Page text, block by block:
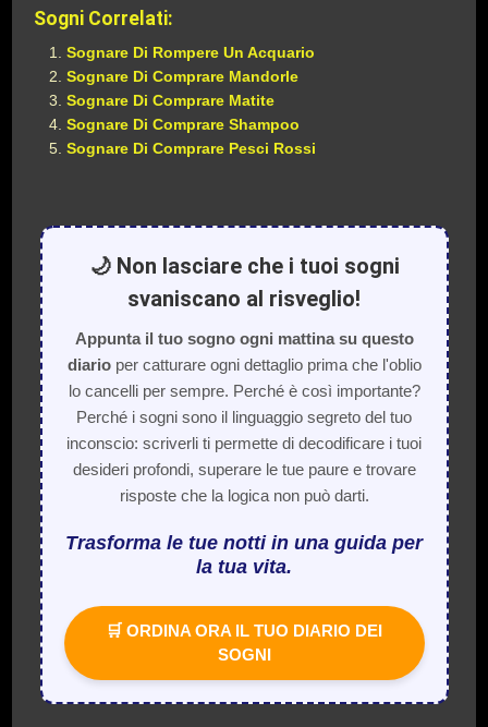
Sogni Correlati:
Sognare Di Rompere Un Acquario
Sognare Di Comprare Mandorle
Sognare Di Comprare Matite
Sognare Di Comprare Shampoo
Sognare Di Comprare Pesci Rossi
🌙 Non lasciare che i tuoi sogni
svaniscano al risveglio!
Appunta il tuo sogno ogni mattina su questo
diarioper catturare ogni dettaglio prima che l'oblio
lo cancelli per sempre. Perché è così importante?
Perché i sogni sono il linguaggio segreto del tuo
inconscio: scriverli ti permette di decodificare i tuoi
desideri profondi, superare le tue paure e trovare
risposte che la logica non può darti.
Trasforma le tue notti in una guida per
la tua vita.
🛒 ORDINA ORA IL TUO DIARIO DEI
SOGNI